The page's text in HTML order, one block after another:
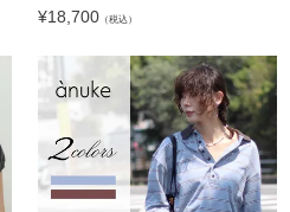
¥18,700 （税込）